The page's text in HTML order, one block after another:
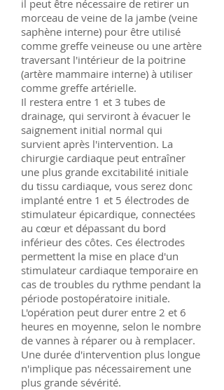
il peut être nécessaire de retirer un
morceau de veine de la jambe (veine
saphène interne) pour être utilisé
comme greffe veineuse ou une artère
traversant l'intérieur de la poitrine
(artère mammaire interne) à utiliser
comme greffe artérielle.
Il restera entre 1 et 3 tubes de
drainage, qui serviront à évacuer le
saignement initial normal qui
survient après l'intervention. La
chirurgie cardiaque peut entraîner
une plus grande excitabilité initiale
du tissu cardiaque, vous serez donc
implanté entre 1 et 5 électrodes de
stimulateur épicardique, connectées
au cœur et dépassant du bord
inférieur des côtes. Ces électrodes
permettent la mise en place d'un
stimulateur cardiaque temporaire en
cas de troubles du rythme pendant la
période postopératoire initiale.
L'opération peut durer entre 2 et 6
heures en moyenne, selon le nombre
de vannes à réparer ou à remplacer.
Une durée d'intervention plus longue
n'implique pas nécessairement une
plus grande sévérité.